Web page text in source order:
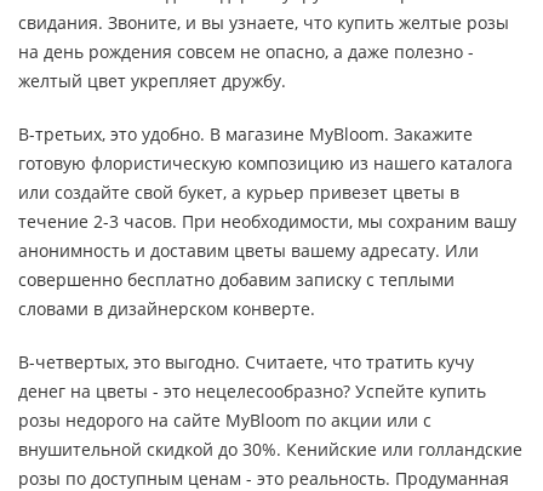
свидания. Звоните, и вы узнаете, что купить желтые розы
на день рождения совсем не опасно, а даже полезно -
желтый цвет укрепляет дружбу.
В-третьих, это удобно. В магазине MyBloom. Закажите
готовую флористическую композицию из нашего каталога
или создайте свой букет, а курьер привезет цветы в
течение 2-3 часов. При необходимости, мы сохраним вашу
анонимность и доставим цветы вашему адресату. Или
совершенно бесплатно добавим записку с теплыми
словами в дизайнерском конверте.
В-четвертых, это выгодно. Считаете, что тратить кучу
денег на цветы - это нецелесообразно? Успейте купить
розы недорого на сайте MyBloom по акции или с
внушительной скидкой до 30%. Кенийские или голландские
розы по доступным ценам - это реальность. Продуманная